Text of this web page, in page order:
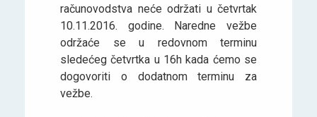
računovodstva neće održati u četvrtak
10.11.2016. godine. Naredne vežbe
održaće se u redovnom terminu
sledećeg četvrtka u 16h kada ćemo se
dogovoriti o dodatnom terminu za
vežbe.